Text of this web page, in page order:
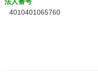
4010401065760